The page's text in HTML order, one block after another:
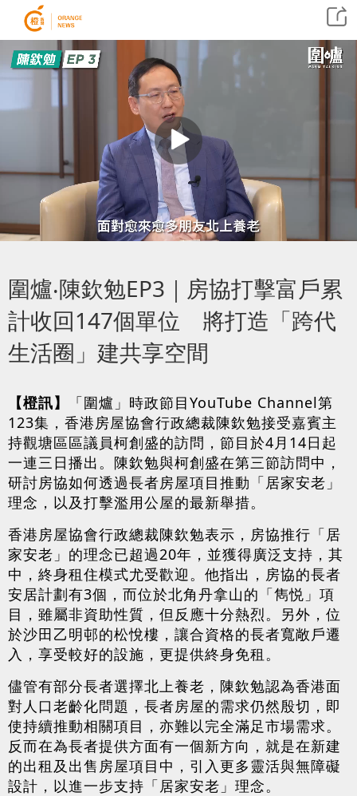
圍爐‧陳欽勉EP3｜房協打擊富戶累
計收回147個單位 將打造「跨代
生活圈」建共享空間
【橙訊】
「圍爐」時政節目YouTube Channel第
123集，香港房屋協會行政總裁陳欽勉接受嘉賓主
持觀塘區區議員柯創盛的訪問，節目於4月14日起
一連三日播出。陳欽勉與柯創盛在第三節訪問中，
研討房協如何透過長者房屋項目推動「居家安老」
理念，以及打擊濫用公屋的最新舉措。
香港房屋協會行政總裁陳欽勉表示，房協推行「居
家安老」的理念已超過20年，並獲得廣泛支持，其
中，終身租住模式尤受歡迎。他指出，房協的長者
安居計劃有3個，而位於北角丹拿山的「雋悦」項
目，雖屬非資助性質，但反應十分熱烈。另外，位
於沙田乙明邨的松悅樓，讓合資格的長者寬敞戶遷
入，享受較好的設施，更提供終身免租。
儘管有部分長者選擇北上養老，陳欽勉認為香港面
對人口老齡化問題，長者房屋的需求仍然殷切，即
使持續推動相關項目，亦難以完全滿足市場需求。
反而在為長者提供方面有一個新方向，就是在新建
的出租及出售房屋項目中，引入更多靈活與無障礙
設計，以進一步支持「居家安老」理念。